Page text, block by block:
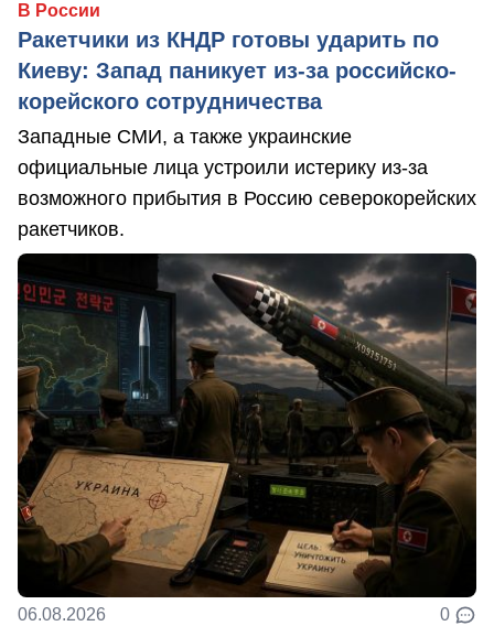
В России
Ракетчики из КНДР готовы ударить по
Киеву: Запад паникует из-за российско-
корейского сотрудничества
Западные СМИ, а также украинские
официальные лица устроили истерику из-за
возможного прибытия в Россию северокорейских
ракетчиков.
06.08.2026 0